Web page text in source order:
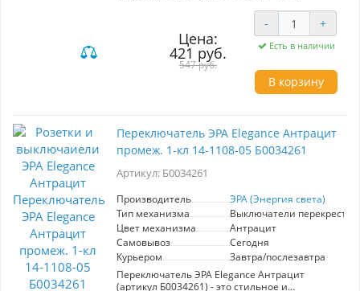
освещением в вашем интерьере. Удобный
двухклавишный механизм позволяет легко
включать и выключать свет в различных
помещениях. Подсветка добавляет эстетики и
облегчает поиск выключателя в темноте.
Выключатель оснащен автоматическими
клеммами, что обеспечивает надежную
Рамки для этого выключателя приобретаются
— пластике, стекле, металле и дереве, что
позволяет интегрировать его в любой
интерьер. Цвет механизма антрацит отлично
вписывается в современные интерьерные
рамок для создания уникального стиля!
Производитель ЭРА — гарант надежности и
долговечности.
Цена:
421 руб.
547 руб.
- +
Есть в наличии
В корзину
Переключатель ЭРА Elegance Антрацит
промеж. 1-кл 14-1108-05 Б0034261
Артикул: Б0034261
Производитель
ЭРА (Энергия света)
Тип механизма
Выключатели
Цвет механизма
Антрацит
Самовывоз
Сегодня
Курьером
Завтра/послезавтра
Переключатель ЭРА Elegance Антрацит
(артикул Б0034261) - это стильное и